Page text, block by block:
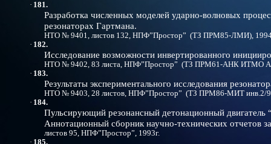
· 181.
Разработка численных моделей ударно-волновых
резонаторах Гартмана.
НТО № 9401, листов 132, НПФ”Простор” (ТЗ ПРМ85-ЛМИ),
· 182.
Исследование возможности инвертированного
НТО № 9402, 83 листа, НПФ”Простор” (ТЗ ПРМ61-АНК ИТМО АН
· 183.
Результаты экспериментального исследования
НТО № 9403, 28 листов, НПФ”Простор” (ТЗ ПРМ86-МИТ инв.2/
· 184.
Пульсирующий резонансный детонационный двигатель
Аннотационный сборник научно-технических отчетов
листов 95, НПФ”Простор”, 1993г.
· 185.